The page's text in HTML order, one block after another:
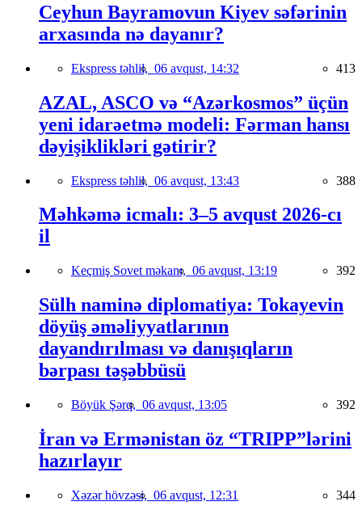
Ceyhun Bayramovun Kiyev səfərinin
arxasında nə dayanır?
Ekspress təhlil, 06 avqust, 14:32 413
AZAL, ASCO və “Azərkosmos” üçün
yeni idarəetmə modeli: Fərman hansı
dəyişiklikləri gətirir?
Ekspress təhlil, 06 avqust, 13:43 388
Məhkəmə icmalı: 3–5 avqust 2026-cı
il
Keçmiş Sovet məkanı, 06 avqust, 13:19 392
Sülh naminə diplomatiya: Tokayevin
döyüş əməliyyatlarının
dayandırılması və danışıqların
bərpası təşəbbüsü
Böyük Şərq, 06 avqust, 13:05 392
İran və Ermənistan öz “TRIPP”lərini
hazırlayır
Xəzər hövzəsi, 06 avqust, 12:31 344